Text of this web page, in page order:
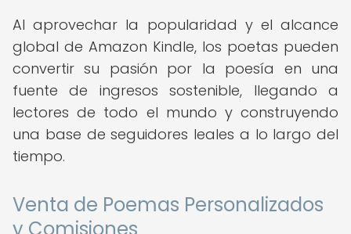
Al aprovechar la popularidad y el alcance
global de Amazon Kindle, los poetas pueden
convertir su pasión por la poesía en una
fuente de ingresos sostenible, llegando a
lectores de todo el mundo y construyendo
una base de seguidores leales a lo largo del
tiempo.
Venta de Poemas Personalizados